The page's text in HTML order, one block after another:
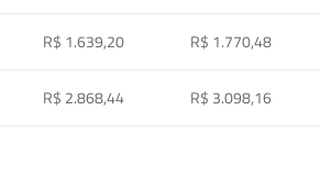
R$ 1.639,20 R$ 1.770,48
R$ 2.868,44 R$ 3.098,16